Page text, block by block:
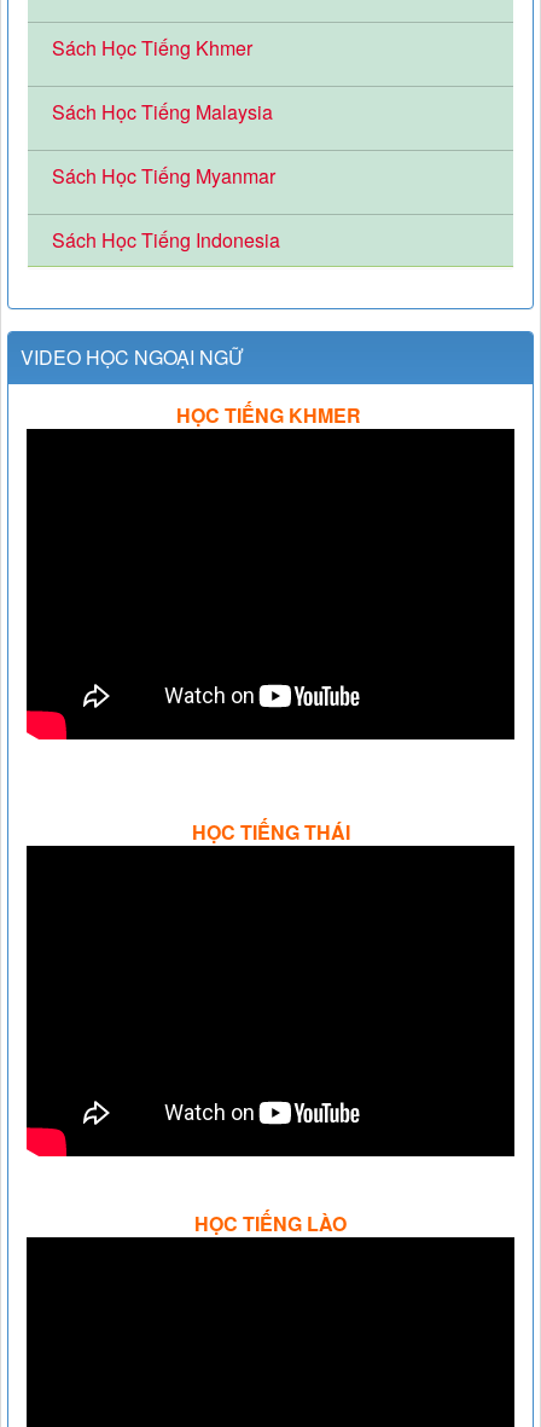
Sách Học Tiếng Khmer
Sách Học Tiếng Malaysia
Sách Học Tiếng Myanmar
Sách Học Tiếng Indonesia
VIDEO HỌC NGOẠI NGỮ
HỌC TIẾNG KHMER
HỌC TIẾNG THÁI
HỌC TIẾNG LÀO